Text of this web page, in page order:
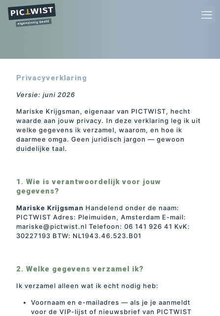
Privacyverklaring
Versie: juni 2026
Mariske Krijgsman, eigenaar van PICTWIST, hecht
waarde aan jouw privacy. In deze verklaring leg ik uit
welke gegevens ik verzamel, waarom, en hoe ik
daarmee omga. Geen juridisch jargon — gewoon
duidelijke taal.
1. Wie is verantwoordelijk voor jouw
gegevens?
Mariske Krijgsman Handelend onder de naam:
PICTWIST Adres: Pleimuiden, Amsterdam E-mail:
mariske@pictwist.nl Telefoon: 06 141 926 41 KvK:
30227193 BTW: NL1943.46.523.B01
2. Welke gegevens verzamel ik?
Ik verzamel alleen wat ik echt nodig heb:
Voornaam en e-mailadres — als je je aanmeldt
voor de VIP-lijst of nieuwsbrief van PICTWIST